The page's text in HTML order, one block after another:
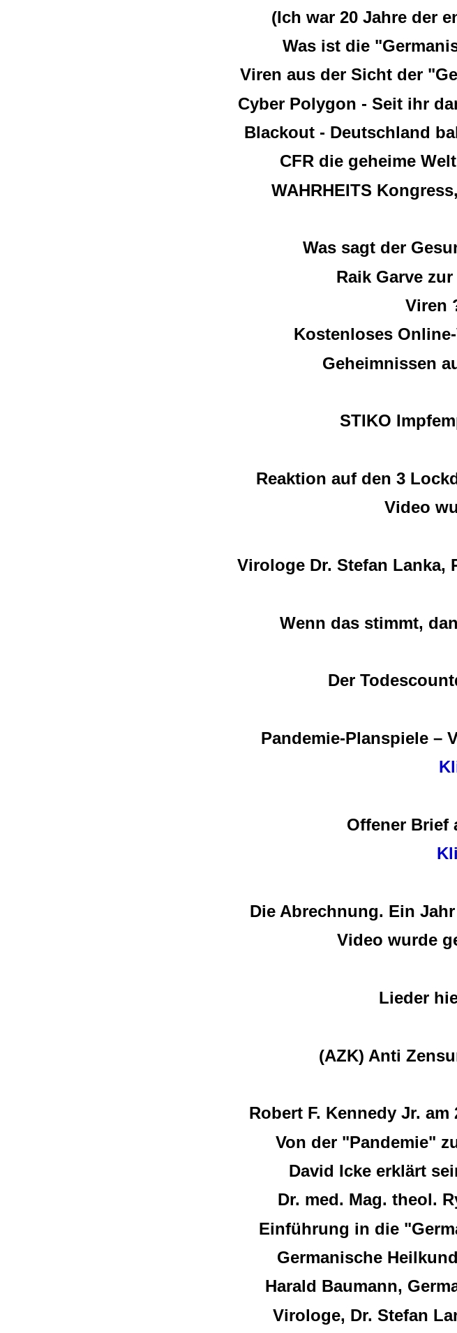
(Ich war 20 Jahre der
Was ist die
Viren aus der Sicht der
Cyber Polygon - Seit ihr
Blackout - Deutschland
CFR die geheime
WAHRHEITS
Was sagt der
Raik Garve
Viren
Kostenloses
Geheimnissen
STIKO
Reaktion auf den 3
Video
Virologe Dr. Stefan Lanka,
Wenn das stimmt,
Der
Pandemie-Planspiele –
Offener Brief
Die Abrechnung. Ein
Video wurde
Lieder
(AZK) Anti
Robert F. Kennedy Jr. am
Von der "Pandemie"
David Icke erklärt
Dr. med. Mag. theol.
Einführung in die
Germanische
Harald Baumann,
Virologe, Dr. Stefan